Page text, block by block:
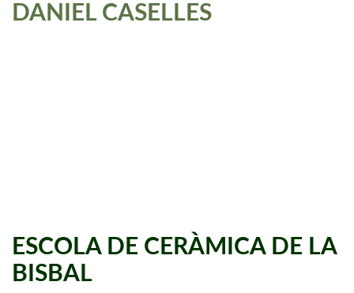
DANIEL CASELLES
ESCOLA DE CERÀMICA DE LA
BISBAL